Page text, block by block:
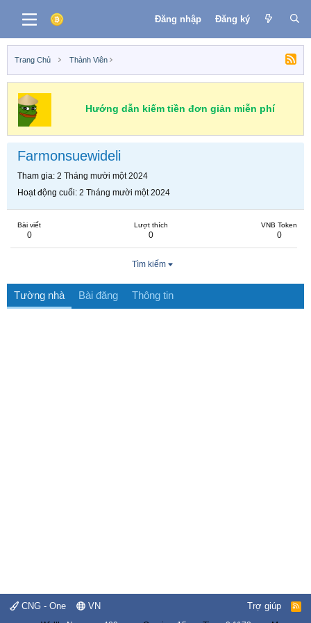
Đăng nhập Đăng ký
Trang Chủ Thành Viên
Hướng dẫn kiếm tiền đơn giản miễn phí
Farmonsuewideli
Tham gia 2 Tháng mười một 2024
Hoạt động cuối 2 Tháng mười một 2024
Bài viết
0
Lượt thích
0
VNB Token
0
Tìm kiếm
Tường nhà Bài đăng Thông tin
CNG - One VN Trợ giúp
R